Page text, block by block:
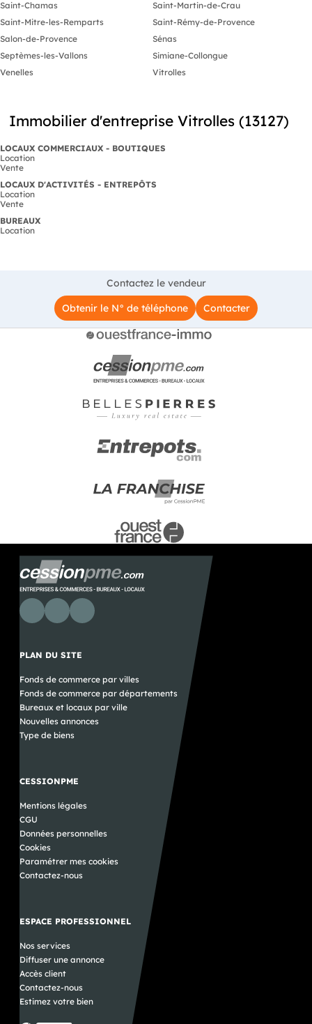
Saint-Chamas
Saint-Martin-de-Crau
Saint-Mitre-les-Remparts
Saint-Rémy-de-Provence
Salon-de-Provence
Sénas
Septèmes-les-Vallons
Simiane-Collongue
Venelles
Vitrolles
Immobilier d'entreprise Vitrolles (13127)
LOCAUX COMMERCIAUX - BOUTIQUES
Location
Vente
LOCAUX D'ACTIVITÉS - ENTREPÔTS
Location
Vente
BUREAUX
Location
Contactez le vendeur
Obtenir le N° de téléphone
Contacter
PLAN DU SITE
Fonds de commerce par villes
Fonds de commerce par départements
Bureaux et locaux par ville
Nouvelles annonces
Type de biens
CESSIONPME
Mentions légales
CGU
Données personnelles
Cookies
Paramétrer mes cookies
Contactez-nous
ESPACE PROFESSIONNEL
Nos services
Diffuser une annonce
Accès client
Contactez-nous
Estimez votre bien